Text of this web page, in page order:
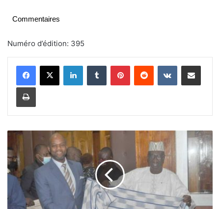
Commentaires
Numéro d’édition: 395
L
E
C
A
: